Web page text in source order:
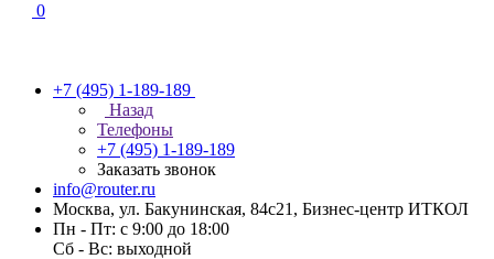
0
+7 (495) 1-189-189
Назад
Телефоны
+7 (495) 1-189-189
Заказать звонок
info@router.ru
Москва, ул. Бакунинская, 84с21, Бизнес-центр ИТКОЛ
Пн - Пт: с 9:00 до 18:00
Cб - Вс: выходной